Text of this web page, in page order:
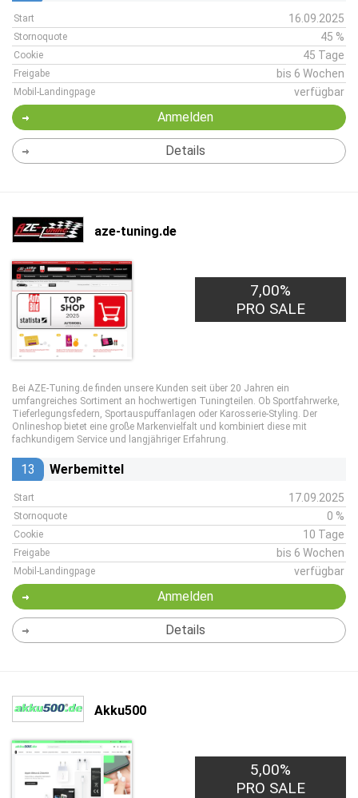
Start 16.09.2025
Stornoquote 45 %
Cookie 45 Tage
Freigabe bis 6 Wochen
Mobil-Landingpage verfügbar
Anmelden
Details
aze-tuning.de
7,00%
PRO SALE
Bei AZE-Tuning.de finden unsere Kunden seit über 20 Jahren ein
umfangreiches Sortiment an hochwertigen Tuningteilen. Ob Sportfahrwerke,
Tieferlegungsfedern, Sportauspuffanlagen oder Karosserie-Styling. Der
Onlineshop bietet eine große Markenvielfalt und kombiniert diese mit
fachkundigem Service und langjähriger Erfahrung.
13 Werbemittel
Start 17.09.2025
Stornoquote 0 %
Cookie 10 Tage
Freigabe bis 6 Wochen
Mobil-Landingpage verfügbar
Anmelden
Details
Akku500
5,00%
PRO SALE